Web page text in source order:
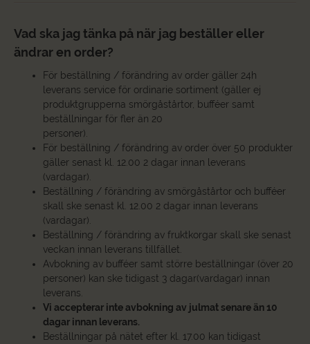
Vad ska jag tänka på när jag beställer eller
ändrar en order?
För beställning / förändring av order gäller 24h
leverans service för ordinarie sortiment (gäller ej
produktgrupperna smörgåstårtor, bufféer samt
beställningar för fler än 20
personer).
För beställning / förändring av order över 50 produkter
gäller senast kl. 12.00 2 dagar innan leverans
(vardagar).
Beställning / förändring av smörgåstårtor och bufféer
skall ske senast kl. 12.00 2 dagar innan leverans
(vardagar).
Beställning / förändring av fruktkorgar skall ske senast
veckan innan leverans tillfället.
Avbokning av bufféer samt större beställningar (över 20
personer) kan ske tidigast 3 dagar(vardagar) innan
leverans.
Vi accepterar inte avbokning av julmat senare än 10
dagar innan leverans.
Beställningar på nätet efter kl. 17.00 kan tidigast